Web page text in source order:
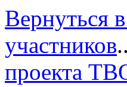
Вернуться
участников
проекта